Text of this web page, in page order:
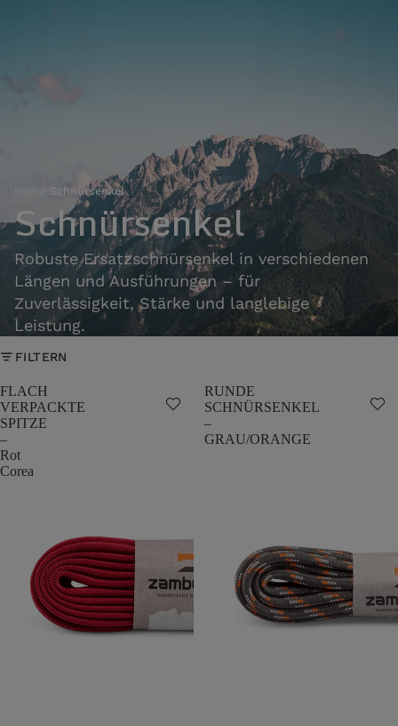
Schnürsenkel
Schnürsenkel
Robuste Ersatzschnürsenkel in verschiedenen
Längen und Ausführungen – für
Zuverlässigkeit, Stärke und langlebige
Leistung.
FILTERN
FLACH
VERPACKTE
SPITZE
–
Rot
Corea
RUNDE
SCHNÜRSENKEL
–
GRAU/ORANGE